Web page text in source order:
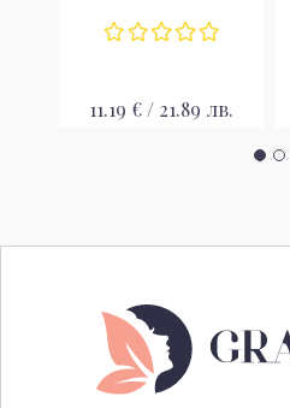
11.19 € / 21.89 лв.